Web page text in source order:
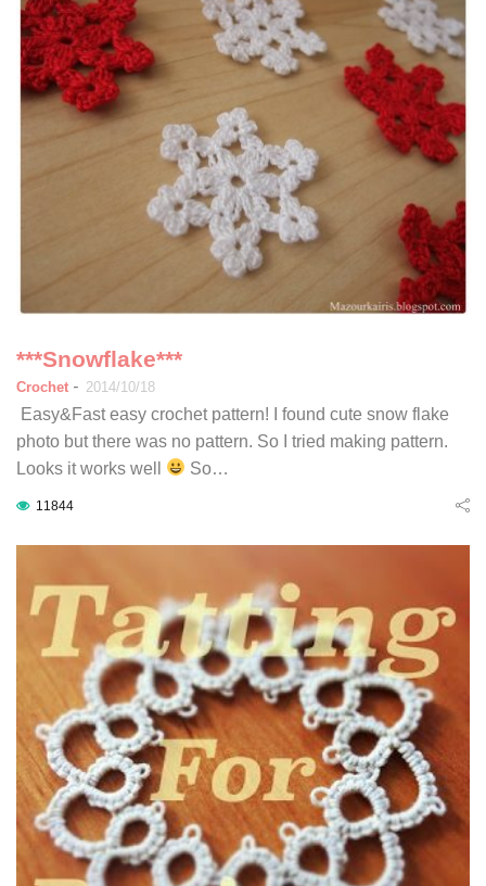
***Snowflake***
Crochet - 2014/10/18
Easy&Fast easy crochet pattern! I found cute snow flake
photo but there was no pattern. So I tried making pattern.
Looks it works well
So…
11844